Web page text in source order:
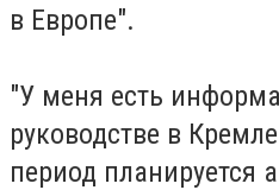
в Европе".
"У меня есть
руководстве в
период планируется